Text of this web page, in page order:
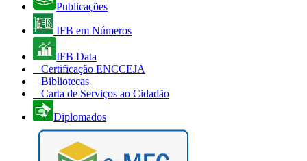
Publicações
IFB em Números
IFB Data
Certificação ENCCEJA
Bibliotecas
Carta de Serviços ao Cidadão
Diplomados